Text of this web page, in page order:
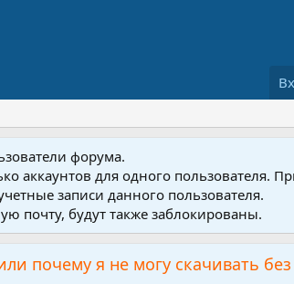
форума.
аккаунтов для одного пользователя.
записи данного пользователя.
почту, будут также заблокированы.
почему я не могу скачивать